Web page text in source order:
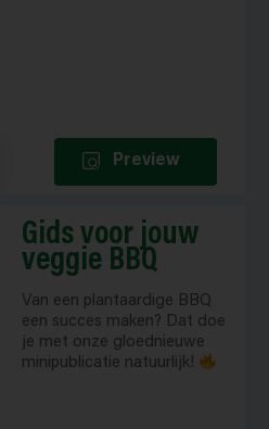
Preview
Gids voor jouw
veggie BBQ
Van een plantaardige BBQ
een succes maken? Dat doe
je met onze gloednieuwe
minipublicatie natuurlijk!